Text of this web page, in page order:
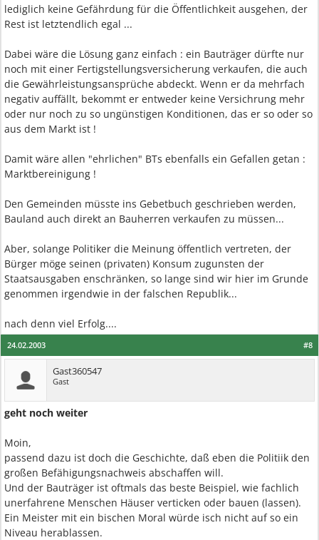
lediglich keine Gefährdung für die Öffentlichkeit ausgehen, der
Rest ist letztendlich egal ...
Dabei wäre die Lösung ganz einfach : ein Bauträger dürfte nur
noch mit einer Fertigstellungsversicherung verkaufen, die auch
die Gewährleistungsansprüche abdeckt. Wenn er da mehrfach
negativ auffällt, bekommt er entweder keine Versichrung mehr
oder nur noch zu so ungünstigen Konditionen, das er so oder so
aus dem Markt ist !
Damit wäre allen "ehrlichen" BTs ebenfalls ein Gefallen getan :
Marktbereinigung !
Den Gemeinden müsste ins Gebetbuch geschrieben werden,
Bauland auch direkt an Bauherren verkaufen zu müssen...
Aber, solange Politiker die Meinung öffentlich vertreten, der
Bürger möge seinen (privaten) Konsum zugunsten der
Staatsausgaben enschränken, so lange sind wir hier im Grunde
genommen irgendwie in der falschen Republik...
nach denn viel Erfolg....
#8
24.02.2003
Gast360547
Gast
geht noch weiter
Moin,
passend dazu ist doch die Geschichte, daß eben die Politiik den
großen Befähigungsnachweis abschaffen will.
Und der Bauträger ist oftmals das beste Beispiel, wie fachlich
unerfahrene Menschen Häuser verticken oder bauen (lassen).
Ein Meister mit ein bischen Moral würde isch nicht auf so ein
Niveau herablassen.